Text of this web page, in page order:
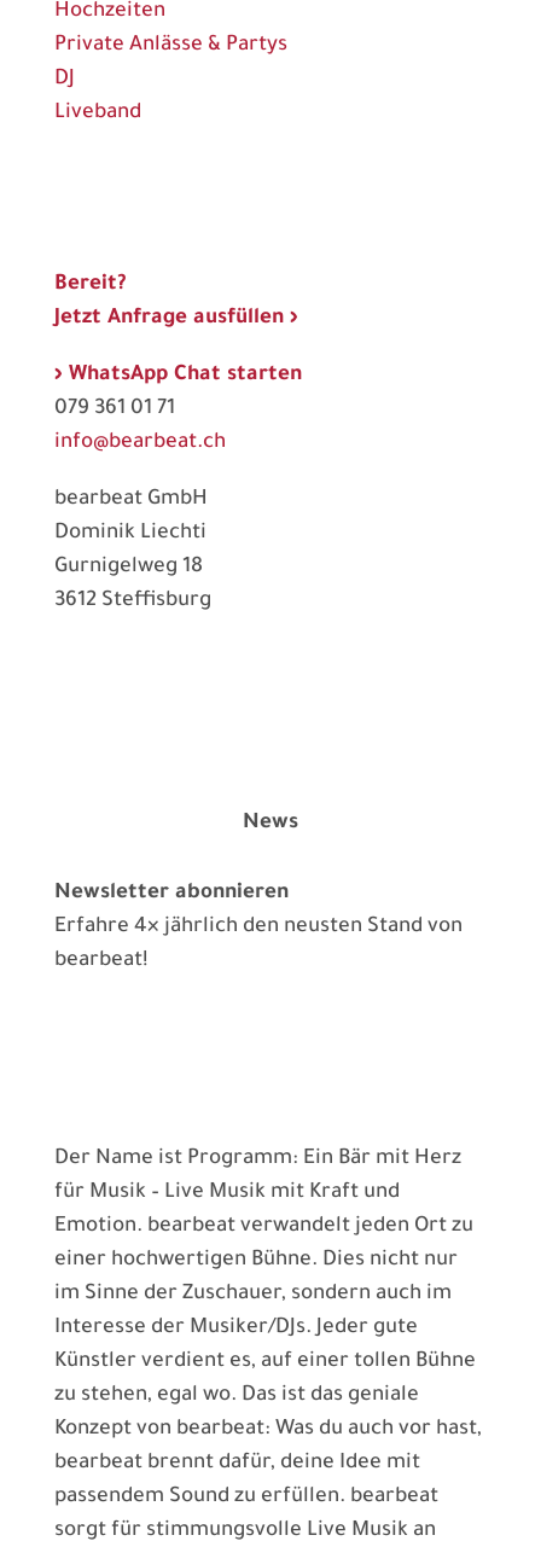
Hochzeiten
Private Anlässe & Partys
DJ
Liveband
Bereit?
Jetzt Anfrage ausfüllen ›
› WhatsApp Chat starten
079 361 01 71
info@bearbeat.ch
bearbeat GmbH
Dominik Liechti
Gurnigelweg 18
3612 Steffisburg
News
Newsletter abonnieren
Erfahre 4× jährlich den neusten Stand von
bearbeat!
Der Name ist Programm: Ein Bär mit Herz
für Musik – Live Musik mit Kraft und
Emotion. bearbeat verwandelt jeden Ort zu
einer hochwertigen Bühne. Dies nicht nur
im Sinne der Zuschauer, sondern auch im
Interesse der Musiker/DJs. Jeder gute
Künstler verdient es, auf einer tollen Bühne
zu stehen, egal wo. Das ist das geniale
Konzept von bearbeat: Was du auch vor hast,
bearbeat brennt dafür, deine Idee mit
passendem Sound zu erfüllen. bearbeat
sorgt für stimmungsvolle Live Musik an